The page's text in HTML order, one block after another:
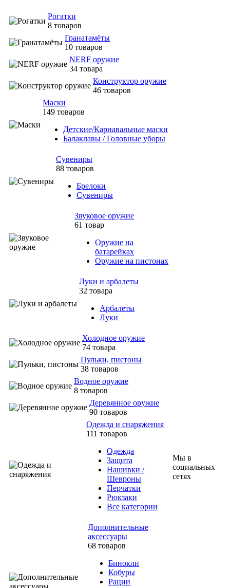
Рогатки
8 товаров
Гранатамёты
10 товаров
NERF оружие
34 товара
Конструктор оружие
46 товаров
Маски
149 товаров
Детские/Карнавальные маски
Балаклавы / Головные уборы
Сувениры
88 товаров
Брелоки
Сувениры
Звуковое оружие
61 товар
Оружие на
батарейках
Оружие на пистонах
Луки и арбалеты
32 товара
Арбалеты
Луки
Холодное оружие
74 товара
Пульки, пистоны
38 товаров
Водное оружие
8 товаров
Деревянное оружие
90 товаров
Одежда и снаряжения
111 товаров
Одежда
Защита
Нашивки /
Шевроны
Перчатки
Рюкзаки
Все категории
Дополнительные
аксессуары
68 товаров
Бинокли
Кобуры
Рации
Мы в
социальных
сетях